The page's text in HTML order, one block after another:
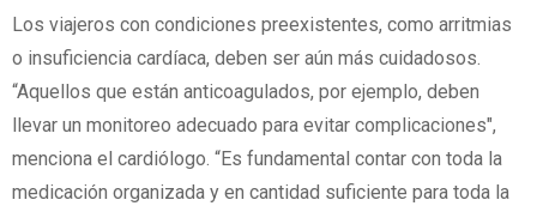
Los viajeros con condiciones preexistentes, como arritmias
o insuficiencia cardíaca, deben ser aún más cuidadosos.
“Aquellos que están anticoagulados, por ejemplo, deben
llevar un monitoreo adecuado para evitar complicaciones",
menciona el cardiólogo. “Es fundamental contar con toda la
medicación organizada y en cantidad suficiente para toda la